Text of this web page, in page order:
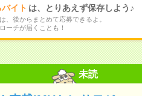
イト は、とりあえず保存しよう♪
、後からまとめて応募できるよ。
ーチが届くことも！
未読